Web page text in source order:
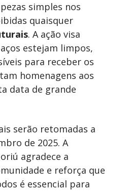
simples nos
quaisquer
. A ação visa
estejam limpos,
para receber os
homenagens aos
data de grande
serão retomadas a
de 2025. A
agradece a
e reforça que
é essencial para